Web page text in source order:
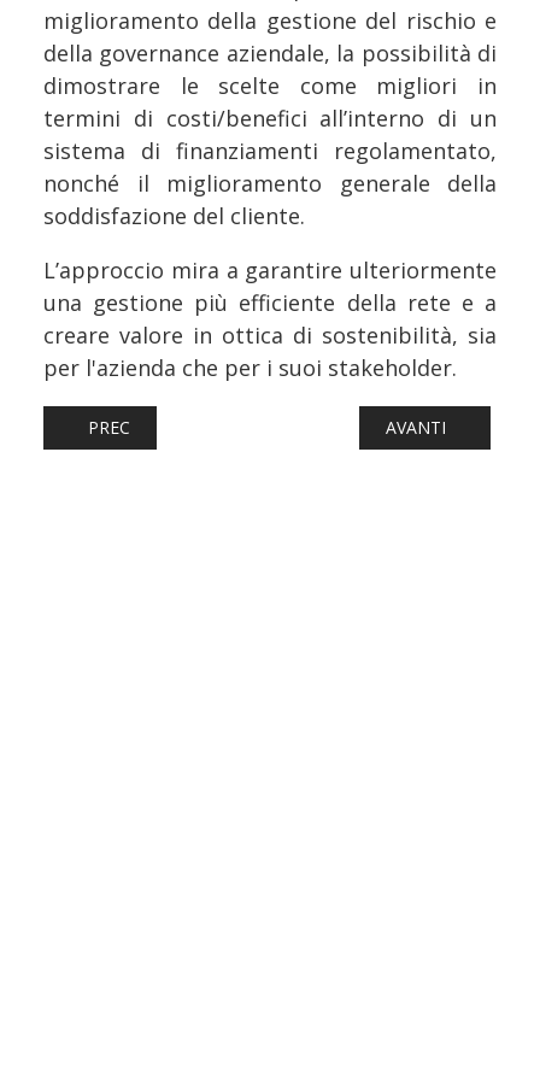
miglioramento della gestione del rischio e
della governance aziendale, la possibilità di
dimostrare le scelte come migliori in
termini di costi/benefici all’interno di un
sistema di finanziamenti regolamentato,
nonché il miglioramento generale della
soddisfazione del cliente.
L’approccio mira a garantire ulteriormente
una gestione più efficiente della rete e a
creare valore in ottica di sostenibilità, sia
per l'azienda che per i suoi stakeholder.
ARTICOLO PRECEDENTE: FERROVIE: RADDOPPIO
PREC ARTICOLO
AVANTI